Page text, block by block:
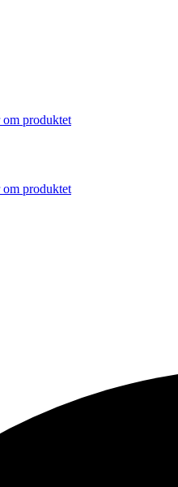
om produktet
om produktet